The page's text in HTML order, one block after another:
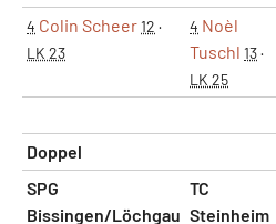
4 Colin Scheer12 ·
LK 23
4 Noèl
Tuschl 13·
LK 25
Doppel
SPG
Bissingen/Löchgau
TC
Steinheim